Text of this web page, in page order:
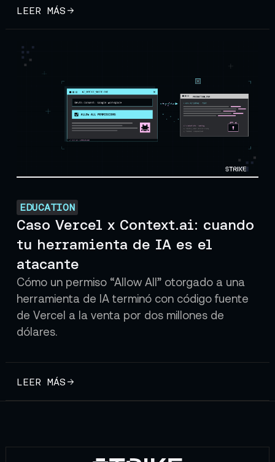
LEER MÁS
EDUCATION
Caso Vercel x Context.ai: cuando
tu herramienta de IA es el
atacante
Cómo un permiso “Allow All” otorgado a una
herramienta de IA terminó con código fuente
de Vercel a la venta por dos millones de
dólares.
LEER MÁS